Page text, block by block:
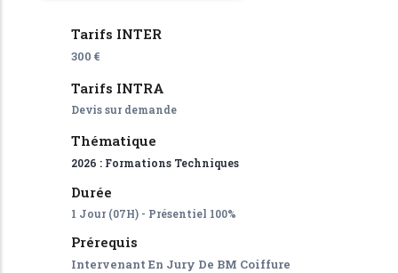
Tarifs INTER
300 €
Tarifs INTRA
Devis sur demande
Thématique
2026 : Formations Techniques
Durée
1 Jour (07H) - Présentiel 100%
Prérequis
Intervenant En Jury De BM Coiffure